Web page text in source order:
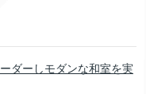
ダーしモダンな和室を実